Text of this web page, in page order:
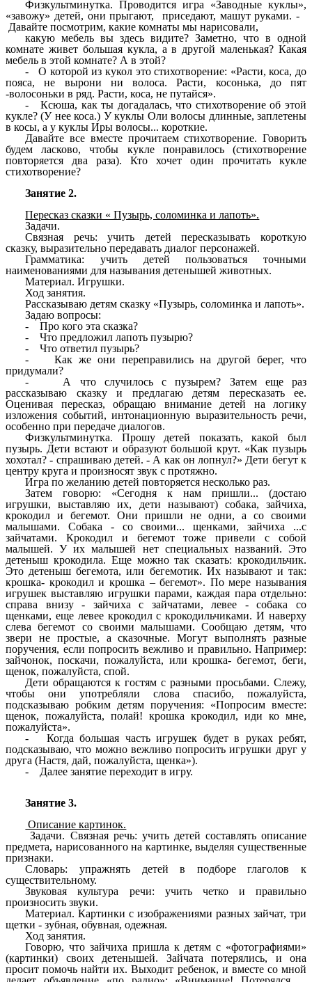
Физкультминутка. Проводится игра «Заводные куклы»,
«завожу» детей, они прыгают, приседают, машут руками. -
Давайте посмотрим, какие комнаты мы нарисовали,
какую мебель вы здесь видите? Заметно, что в одной
комнате живет большая кукла, а в другой маленькая? Какая
мебель в этой комнате? А в этой?
- О которой из кукол это стихотворение: «Расти, коса, до
пояса, не вырони ни волоса. Расти, косонька, до пят
-волосоньки в ряд. Расти, коса, не путайся».
- Ксюша, как ты догадалась, что стихотворение об этой
кукле? (У нее коса.) У куклы Оли волосы длинные, заплетены
в косы, а у куклы Иры волосы... короткие.
Давайте все вместе прочитаем стихотворение. Говорить
будем ласково, чтобы кукле понравилось (стихотворение
повторяется два раза). Кто хочет один прочитать кукле
стихотворение?
Занятие 2.
Пересказ сказки « Пузырь, соломинка и лапоть».
Задачи.
Связная речь: учить детей пересказывать короткую
сказку, выразительно передавать диалог персонажей.
Грамматика: учить детей пользоваться точными
наименованиями для называния детенышей животных.
Материал. Игрушки.
Ход занятия.
Рассказываю детям сказку «Пузырь, соломинка и лапоть».
Задаю вопросы:
- Про кого эта сказка?
- Что предложил лапоть пузырю?
- Что ответил пузырь?
- Как же они переправились на другой берег, что
придумали?
- А что случилось с пузырем? Затем еще раз
рассказываю сказку и предлагаю детям пересказать ее.
Оценивая пересказ, обращаю внимание детей на логику
изложения событий, интонационную выразительность речи,
особенно при передаче диалогов.
Физкультминутка. Прошу детей показать, какой был
пузырь. Дети встают и образуют большой крут. «Как пузырь
хохотал? - спрашиваю детей. - А как он лопнул?» Дети бегут к
центру круга и произносят звук с протяжно.
Игра по желанию детей повторяется несколько раз.
Затем говорю: «Сегодня к нам пришли... (достаю
игрушки, выставляю их, дети называют) собака, зайчиха,
крокодил и бегемот. Они пришли не одни, а со своими
малышами. Собака - со своими... щенками, зайчиха ...с
зайчатами. Крокодил и бегемот тоже привели с собой
малышей. У их малышей нет специальных названий. Это
детеныш крокодила. Еще можно так сказать: крокодильчик.
Это детеныш бегемота, или бегемотик. Их называют и так:
крошка- крокодил и крошка – бегемот». По мере называния
игрушек выставляю игрушки парами, каждая пара отдельно:
справа внизу - зайчиха с зайчатами, левее - собака со
щенками, еще левее крокодил с крокодильчиками. И наверху
слева бегемот со своими малышами. Сообщаю детям, что
звери не простые, а сказочные. Могут выполнять разные
поручения, если попросить вежливо и правильно. Например:
зайчонок, поскачи, пожалуйста, или крошка- бегемот, беги,
щенок, пожалуйста, спой.
Дети обращаются к гостям с разными просьбами. Слежу,
чтобы они употребляли слова спасибо, пожалуйста,
подсказываю робким детям поручения: «Попросим вместе:
щенок, пожалуйста, полай! крошка крокодил, иди ко мне,
пожалуйста».
- Когда большая часть игрушек будет в руках ребят,
подсказываю, что можно вежливо попросить игрушки друг у
друга (Настя, дай, пожалуйста, щенка»).
- Далее занятие переходит в игру.
Занятие 3.
Описание картинок.
Задачи. Связная речь: учить детей составлять описание
предмета, нарисованного на картинке, выделяя существенные
признаки.
Словарь: упражнять детей в подборе глаголов к
существительному.
Звуковая культура речи: учить четко и правильно
произносить звуки.
Материал. Картинки с изображениями разных зайчат, три
щетки - зубная, обувная, одежная.
Ход занятия.
Говорю, что зайчиха пришла к детям с «фотографиями»
(картинки) своих детенышей. Зайчата потерялись, и она
просит помочь найти их. Выходит ребенок, и вместе со мной